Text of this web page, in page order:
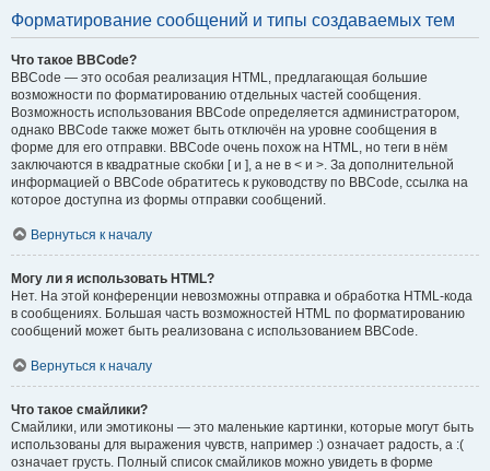
Форматирование сообщений и типы создаваемых тем
Что такое BBCode?
BBCode — это особая реализация HTML, предлагающая большие
возможности по форматированию отдельных частей сообщения.
Возможность использования BBCode определяется администратором,
однако BBCode также может быть отключён на уровне сообщения в
форме для его отправки. BBCode очень похож на HTML, но теги в нём
заключаются в квадратные скобки [ и ], а не в < и >. За дополнительной
информацией о BBCode обратитесь к руководству по BBCode, ссылка на
которое доступна из формы отправки сообщений.
Вернуться к началу
Могу ли я использовать HTML?
Нет. На этой конференции невозможны отправка и обработка HTML-кода
в сообщениях. Большая часть возможностей HTML по форматированию
сообщений может быть реализована с использованием BBCode.
Вернуться к началу
Что такое смайлики?
Смайлики, или эмотиконы — это маленькие картинки, которые могут быть
использованы для выражения чувств, например :) означает радость, а :(
означает грусть. Полный список смайликов можно увидеть в форме